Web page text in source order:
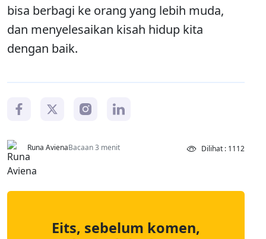
bisa berbagi ke orang yang lebih muda,
dan menyelesaikan kisah hidup kita
dengan baik.
Runa AvienaBacaan 3 menit Dilihat : 1112
Eits, sebelum komen,